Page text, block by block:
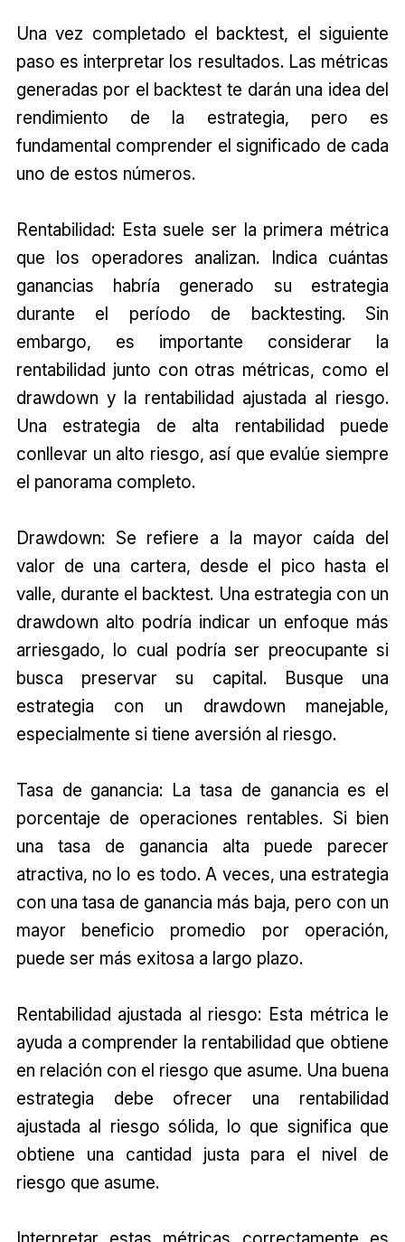
Una vez completado el backtest, el siguiente
paso es interpretar los resultados. Las métricas
generadas por el backtest te darán una idea del
rendimiento de la estrategia, pero es
fundamental comprender el significado de cada
uno de estos números.
Rentabilidad: Esta suele ser la primera métrica
que los operadores analizan. Indica cuántas
ganancias habría generado su estrategia
durante el período de backtesting. Sin
embargo, es importante considerar la
rentabilidad junto con otras métricas, como el
drawdown y la rentabilidad ajustada al riesgo.
Una estrategia de alta rentabilidad puede
conllevar un alto riesgo, así que evalúe siempre
el panorama completo.
Drawdown: Se refiere a la mayor caída del
valor de una cartera, desde el pico hasta el
valle, durante el backtest. Una estrategia con un
drawdown alto podría indicar un enfoque más
arriesgado, lo cual podría ser preocupante si
busca preservar su capital. Busque una
estrategia con un drawdown manejable,
especialmente si tiene aversión al riesgo.
Tasa de ganancia: La tasa de ganancia es el
porcentaje de operaciones rentables. Si bien
una tasa de ganancia alta puede parecer
atractiva, no lo es todo. A veces, una estrategia
con una tasa de ganancia más baja, pero con un
mayor beneficio promedio por operación,
puede ser más exitosa a largo plazo.
Rentabilidad ajustada al riesgo: Esta métrica le
ayuda a comprender la rentabilidad que obtiene
en relación con el riesgo que asume. Una buena
estrategia debe ofrecer una rentabilidad
ajustada al riesgo sólida, lo que significa que
obtiene una cantidad justa para el nivel de
riesgo que asume.